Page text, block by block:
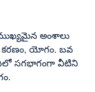
అంశాలు
కరణం, యోగం. బవ
సగభాగంగా వీటిని